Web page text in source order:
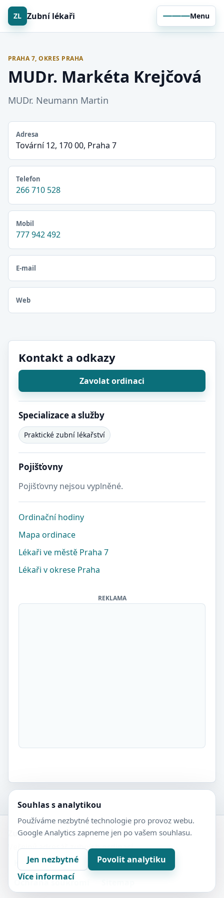
ZL Zubní lékaři Menu
PRAHA 7, OKRES PRAHA
MUDr. Markéta Krejčová
MUDr. Neumann Martin
Adresa
Tovární 12, 170 00, Praha 7
Telefon
266 710 528
Mobil
777 942 492
E-mail
Web
Kontakt a odkazy
Zavolat ordinaci
Specializace a služby
Praktické zubní lékařství
Pojišťovny
Pojišťovny nejsou vyplněné.
Ordinační hodiny
Mapa ordinace
Lékaři ve městě Praha 7
Lékaři v okrese Praha
REKLAMA
Zubní-lékaři.cz
Veřejný adresář zubních ordinací.
Kontakt
Nastavení soukromí
Ochrana soukromí
Souhlas s analytikou
Používáme nezbytné technologie pro provoz webu.
Google Analytics zapneme jen po vašem souhlasu.
Jen nezbytné
Povolit analytiku
Více informací